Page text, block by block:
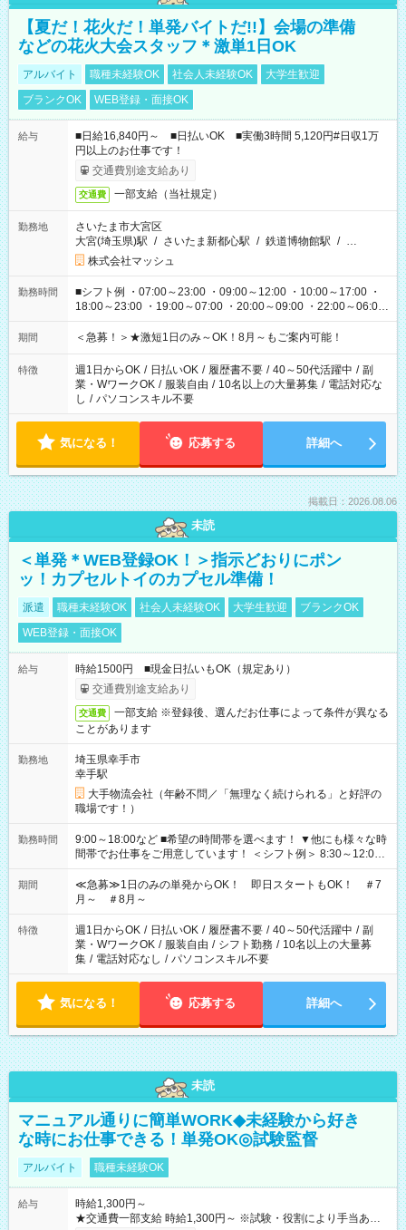
【夏だ！花火だ！単発バイトだ!!】会場の準備
などの花火大会スタッフ＊激単1日OK
アルバイト 職種未経験OK 社会人未経験OK
大学生歓迎
ブランクOK
WEB登録・面接OK
給与
■日給16,840円～ ■日払いOK ■実働3時間 5,120円#日収1万
円以上のお仕事です！
交通費別途支給あり
交通費 一部支給（当社規定）
勤務地
さいたま市大宮区
大宮(埼玉県)駅 / さいたま新都心駅 / 鉄道博物館駅 / …
株式会社マッシュ
勤務時間
■シフト例 ・07:00～23:00 ・09:00～12:00 ・10:00～17:00 ・
18:00～23:00 ・19:00～07:00 ・20:00～09:00 ・22:00～06:00
etc ★最短3時間で5,120円のお仕事から／15時間で2万円近く稼
げるお仕事も！ ご希望のお時間に合わせてご紹介！ ※シフトは
ください！
期間 ＜急募！＞★激短1日のみ～OK！8月～もご案内可能！
特徴 週1日からOK / 日払いOK / 履歴書不要 / 40～50代活躍中 / 副
業・WワークOK / 服装自由 / 10名以上の大量募集 / 電話対応な
し / パソコンスキル不要
気になる！ 応募する 詳細へ
掲載日：2026.08.06
未読
＜単発＊WEB登録OK！＞指示どおりにポン
ッ！カプセルトイのカプセル準備！
派遣 職種未経験OK 社会人未経験OK 大学生歓迎
ブランクOK
WEB登録・面接OK
給与
時給1500円 ■現金日払いもOK（規定あり）
交通費別途支給あり
交通費
一部支給 ※登録後、選んだお仕事によって条件が異なる
ことがあります
勤務地
埼玉県幸手市
幸手駅
大手物流会社（年齢不問／「無理なく続けられる」と好評の
職場です！）
勤務時間
9:00～18:00など ■希望の時間帯を選べます！ ▼他にも様々な時
間帯でお仕事をご用意しています！ ＜シフト例＞ 8:30～12:00
17:00～22:00 13:00～22:00 22:00～翌6:00 など
期間
≪急募≫1日のみの単発からOK！ 即日スタートもOK！ ＃7
月～ ＃8月～
特徴 週1日からOK / 日払いOK / 履歴書不要 / 40～50代活躍中 / 副
業・WワークOK / 服装自由 / シフト勤務 / 10名以上の大量募
集 / 電話対応なし / パソコンスキル不要
気になる！ 応募する 詳細へ
未読
マニュアル通りに簡単WORK◆未経験から好き
な時にお仕事できる！単発OK◎試験監督
アルバイト 職種未経験OK
給与
時給1,300円～
★交通費一部支給 時給1,300円～ ※試験・役割により手当あり